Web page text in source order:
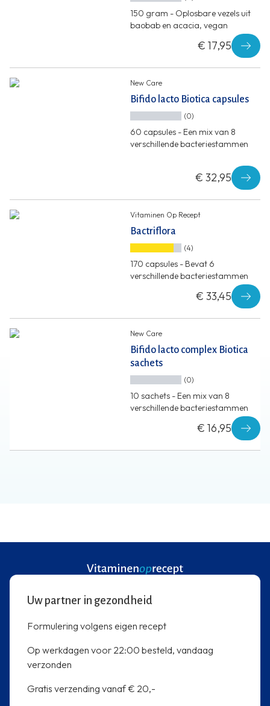
150 gram - Oplosbare vezels uit
baobab en acacia, vegan
€ 17,95
New Care
Bifido lacto Biotica capsules
(0)
60 capsules - Een mix van 8
verschillende bacteriestammen
€ 32,95
Vitaminen Op Recept
Bactriflora
(4)
170 capsules - Bevat 6
verschillende bacteriestammen
€ 33,45
New Care
Bifido lacto complex Biotica
sachets
(0)
10 sachets - Een mix van 8
verschillende bacteriestammen
€ 16,95
Uw partner in gezondheid
Formulering volgens eigen recept
Op werkdagen voor 22:00 besteld, vandaag
verzonden
Gratis verzending vanaf € 20,-